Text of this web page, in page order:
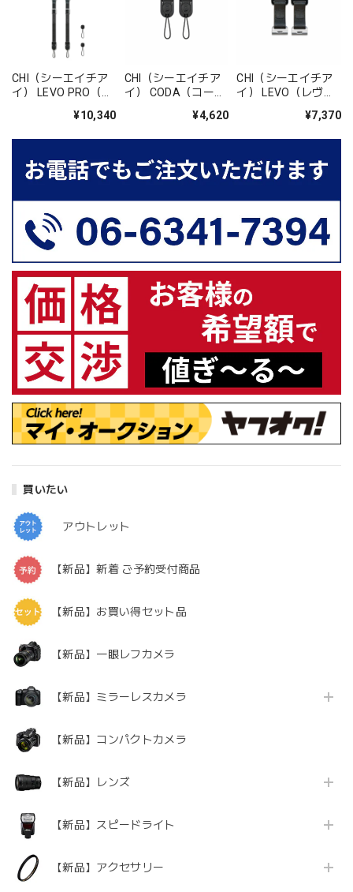
買いたい
アウトレット
【新品】新着 ご予約受付商品
【新品】お買い得セット品
【新品】一眼レフカメラ
【新品】ミラーレスカメラ
【新品】コンパクトカメラ
【新品】レンズ
【新品】スピードライト
【新品】アクセサリー
CHI（シーエイチア
イ） LEVO PRO（レ
ダーストラップ マグ
【JLP02B】
¥10,340
CHI（シーエイチア
イ） CODA（コー
ッチメント ベーシッ
ッチメントバックル
2個）【JCM05B】
¥4,620
CHI（シーエイチア
イ） LEVO（レヴ
¥7,370